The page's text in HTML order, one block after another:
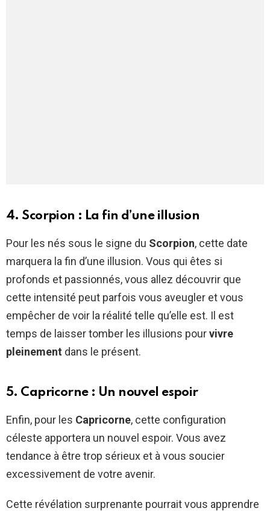
4. Scorpion : La fin d’une illusion
Pour les nés sous le signe du Scorpion, cette date
marquera la fin d’une illusion. Vous qui êtes si
profonds et passionnés, vous allez découvrir que
cette intensité peut parfois vous aveugler et vous
empêcher de voir la réalité telle qu’elle est. Il est
temps de laisser tomber les illusions pourvivre
pleinement dans le présent.
5. Capricorne : Un nouvel espoir
Enfin, pour les Capricorne, cette configuration
céleste apportera un nouvel espoir. Vous avez
tendance à être trop sérieux et à vous soucier
excessivement de votre avenir.
Cette révélation surprenante pourrait vous apprendre